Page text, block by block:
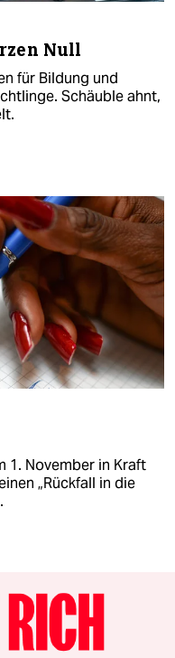
Null
für Bildung und
Schäuble ahnt,
1. November in Kraft
„Rückfall in die